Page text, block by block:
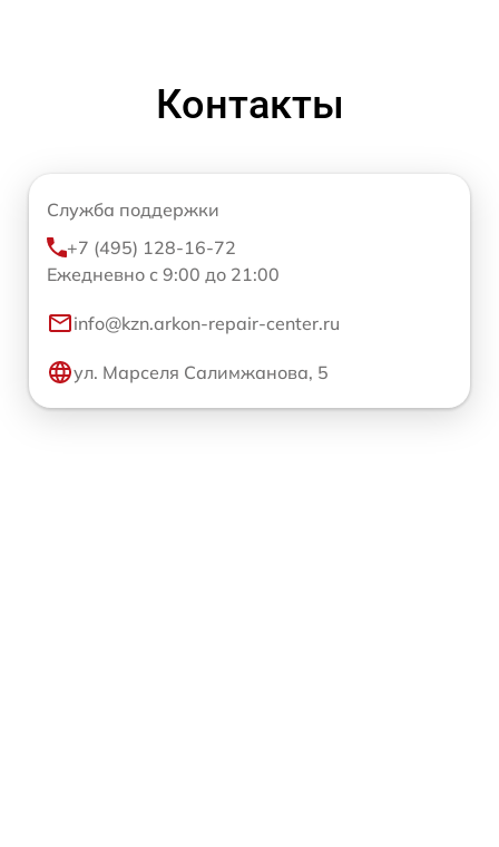
Контакты
Служба поддержки
+7 (495) 128-16-72
Ежедневно с 9:00 до 21:00
info@kzn.arkon-repair-center.ru
ул. Марселя Салимжанова, 5